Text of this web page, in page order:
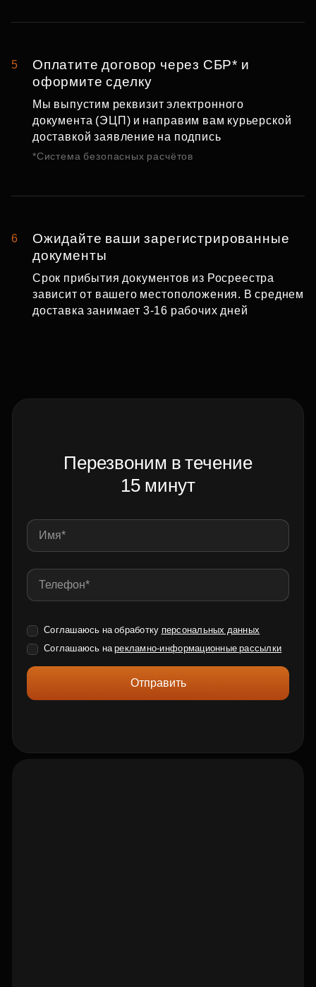
5
Оплатите договор через СБР* и
оформите сделку
Мы выпустим реквизит электронного
документа (ЭЦП) и направим вам курьерской
доставкой заявление на подпись
*Система безопасных расчётов
6
Ожидайте ваши зарегистрированные
документы
Срок прибытия документов из Росреестра
зависит от вашего местоположения. В среднем
доставка занимает 3-16 рабочих дней
Перезвоним в течение
15 минут
Соглашаюсь на обработку персональных данных
Соглашаюсь нарекламно-информационные рассылки
Отправить